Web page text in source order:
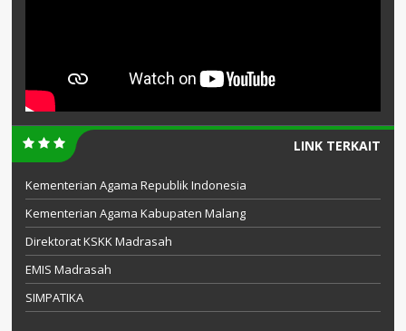
LINK TERKAIT
Kementerian Agama Republik Indonesia
Kementerian Agama Kabupaten Malang
Direktorat KSKK Madrasah
EMIS Madrasah
SIMPATIKA